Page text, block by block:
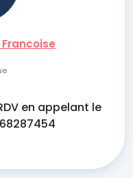
Francoise
en appelant le